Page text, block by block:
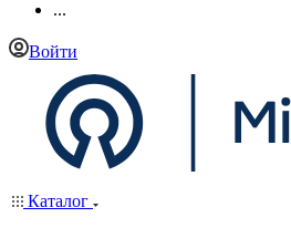
...
Войти
Каталог